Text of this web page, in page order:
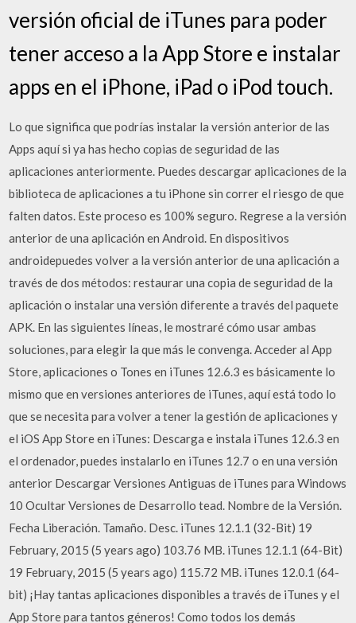
versión oficial de iTunes para poder
tener acceso a la App Store e instalar
apps en el iPhone, iPad o iPod touch.
Lo que significa que podrías instalar la versión anterior de las
Apps aquí si ya has hecho copias de seguridad de las
aplicaciones anteriormente. Puedes descargar aplicaciones de la
biblioteca de aplicaciones a tu iPhone sin correr el riesgo de que
falten datos. Este proceso es 100% seguro. Regrese a la versión
anterior de una aplicación en Android. En dispositivos
androidepuedes volver a la versión anterior de una aplicación a
través de dos métodos: restaurar una copia de seguridad de la
aplicación o instalar una versión diferente a través del paquete
APK. En las siguientes líneas, le mostraré cómo usar ambas
soluciones, para elegir la que más le convenga. Acceder al App
Store, aplicaciones o Tones en iTunes 12.6.3 es básicamente lo
mismo que en versiones anteriores de iTunes, aquí está todo lo
que se necesita para volver a tener la gestión de aplicaciones y
el iOS App Store en iTunes: Descarga e instala iTunes 12.6.3 en
el ordenador, puedes instalarlo en iTunes 12.7 o en una versión
anterior Descargar Versiones Antiguas de iTunes para Windows
10 Ocultar Versiones de Desarrollo tead. Nombre de la Versión.
Fecha Liberación. Tamaño. Desc. iTunes 12.1.1 (32-Bit) 19
February, 2015 (5 years ago) 103.76 MB. iTunes 12.1.1 (64-Bit)
19 February, 2015 (5 years ago) 115.72 MB. iTunes 12.0.1 (64-
bit) ¡Hay tantas aplicaciones disponibles a través de iTunes y el
App Store para tantos géneros! Como todos los demás